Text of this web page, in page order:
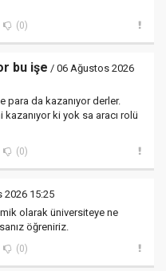
(0)
bu işe / 06 Ağustos 2026
para da kazanıyor derler.
ki yok sa aracı rolü
(0)
2026 15:25
olarak üniversiteye ne
öğreniriz.
(0)